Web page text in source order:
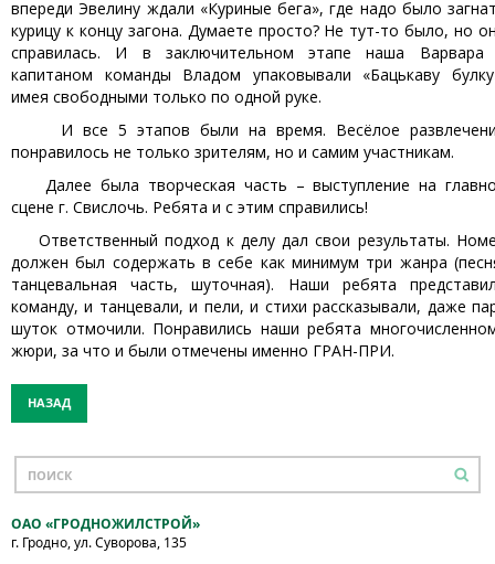
впереди Эвелину ждали «Куриные бега», где надо было
курицу к концу загона. Думаете просто? Не тут-то было, но
справилась. И в заключительном этапе наша Варвара
капитаном команды Владом упаковывали «Бацькаву
имея свободными только по одной руке.
И все 5 этапов были на время. Весёлое
понравилось не только зрителям, но и самим участникам.
Далее была творческая часть – выступление на
сцене г. Свислочь. Ребята и с этим справились!
Ответственный подход к делу дал свои результаты.
должен был содержать в себе как минимум три жанра
танцевальная часть, шуточная). Наши ребята
команду, и танцевали, и пели, и стихи рассказывали, даже
шуток отмочили. Понравились наши ребята
жюри, за что и были отмечены именно ГРАН-ПРИ.
НАЗАД
ОАО «ГРОДНОЖИЛСТРОЙ»
г. Гродно, ул. Суворова, 135